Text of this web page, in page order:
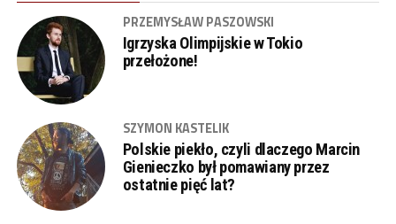
PRZEMYSŁAW PASZOWSKI
Igrzyska Olimpijskie w Tokio
przełożone!
SZYMON KASTELIK
Polskie piekło, czyli dlaczego Marcin
Gienieczko był pomawiany przez
ostatnie pięć lat?